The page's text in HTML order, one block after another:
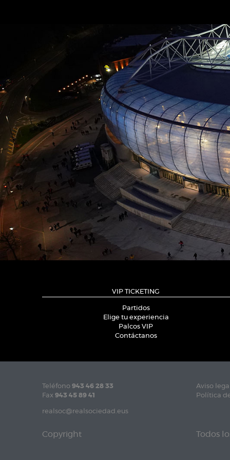
VIP TICKETING
Partidos
Elige tu experiencia
Palcos VIP
Contáctanos
Teléfono 943 46 28 33
Fax 943 45 89 41
realsoc@realsociedad.eus
Aviso
Política
Copyright Todos